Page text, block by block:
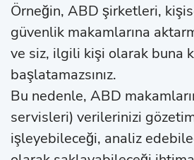
Örneğin, ABD şirketleri,
güvenlik makamlarına
ve siz, ilgili kişi olarak buna
başlatamazsınız.
Bu nedenle, ABD
servisleri) verilerinizi
işleyebileceği, analiz